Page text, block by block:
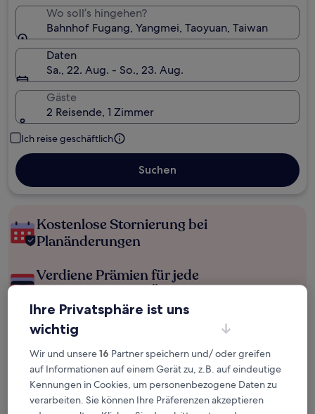
Wo soll’s hingehen?
Bahnhof Fugang, Yangmei, Taoyuan, Taiwan
Daten
Sa., 22. Aug. - So., 23. Aug.
Gäste
2 Reisende, 1 Zimmer
Ich reise geschäftlich
Suchen
Kostenlose Stornierung bei
Planänderungen
Verdiene Prämien für jede
Mehr sparen mit Preisen für Mitglieder
Überprüfe die Preise für diese Daten
Ihre Privatsphäre ist uns
wichtig
Wir und unsere16 Partner speichern und/ oder greifen
auf Informationen auf einem Gerät zu, z.B. auf eindeutige
Kennungen in Cookies, um personenbezogene Daten zu
verarbeiten. Sie können Ihre Präferenzen akzeptieren